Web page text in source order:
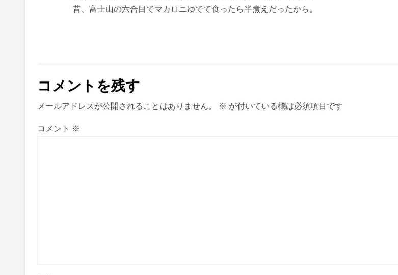
昔、富士山の六合目でマカロニゆでて食ったら半煮えだったから。
コメントを残す
メールアドレスが公開されることはありません。 ※ が付いている欄は必須項目です
コメント ※